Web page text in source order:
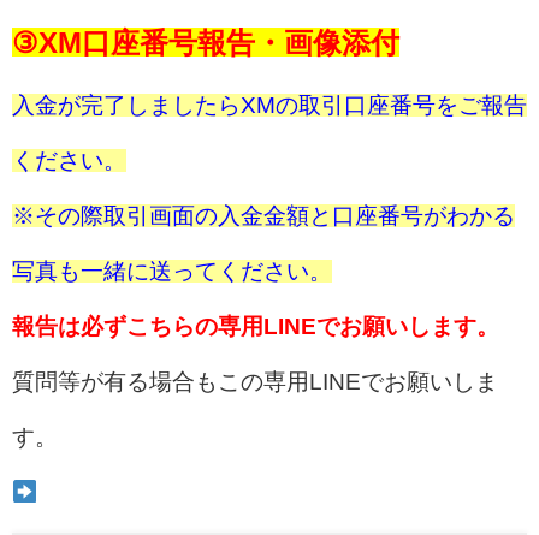
③XM口座番号報告・画像添付
入金が完了しましたらXMの取引口座番号をご報告
ください。
※その際取引画面の入金金額と口座番号がわかる
写真も一緒に送ってください。
報告は必ずこちらの専用LINEでお願いします。
質問等が有る場合もこの専用LINEでお願いしま
す。